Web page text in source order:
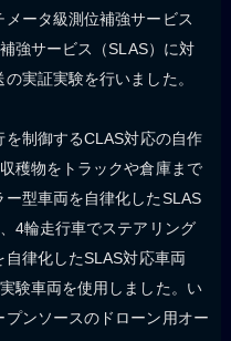
ータ級測位補強サービス
強サービス（SLAS）に対
実証実験を行いました。
制御するCLAS対応の自作
穫物をトラックや倉庫まで
型車両を自律化したSLAS
4輪走行車でステアリング
律化したSLAS対応車両
験車両を使用しました。い
ンソースのドローン用オー